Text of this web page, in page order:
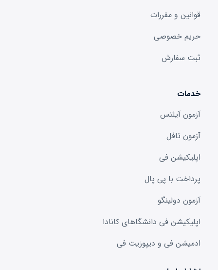
قوانین و مقررات
حریم خصوصی
ثبت سفارش
خدمات
آزمون آیلتس
آزمون تافل
اپلیکیشن فی
پرداخت با پی پال
آزمون دولینگو
اپلیکیشن فی دانشگا‌های کانادا
ادمیشن فی و دیپوزیت فی